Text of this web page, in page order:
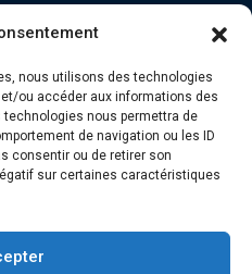
nous utilisons des technologies
ou accéder aux informations des
nous permettra de
de navigation ou les ID
consentir ou de retirer son
sur certaines caractéristiques